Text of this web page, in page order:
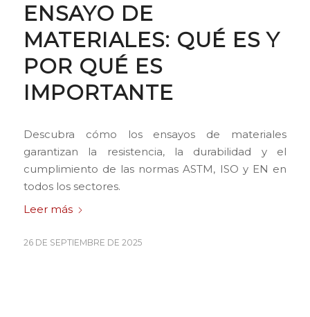
ENSAYO DE
MATERIALES: QUÉ ES Y
POR QUÉ ES
IMPORTANTE
Descubra cómo los ensayos de materiales
garantizan la resistencia, la durabilidad y el
cumplimiento de las normas ASTM, ISO y EN en
todos los sectores.
Leer más
26 DE SEPTIEMBRE DE 2025